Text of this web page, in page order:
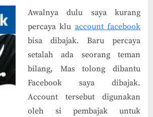
Awalnya dulu saya kurang
percaya klu account facebook
bisa dibajak. Baru percaya
setalah ada seorang teman
bilang, Mas tolong dibantu
Facebook saya dibajak.
Account tersebut digunakan
oleh si pembajak untuk